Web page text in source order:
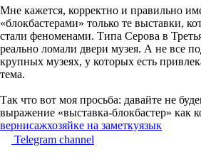
Мне кажется, корректно и правильно
«блокбастерами» только те выставки,
стали феноменами. Типа Серова в
реально ломали двери музея. А не все
крупных музеях, у которых есть
тема.
Так что вот моя просьба: давайте не
выражение «выставка-блокбастер» как
вернисажхозяйке на заметкуязык
Telegram channel